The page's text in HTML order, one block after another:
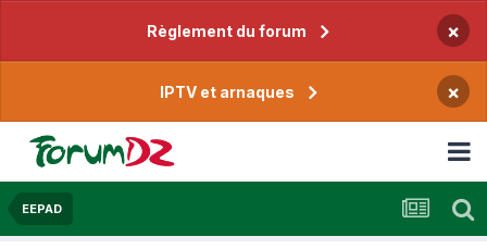
Règlement du forum ×
IPTV et arnaques ×
EEPAD